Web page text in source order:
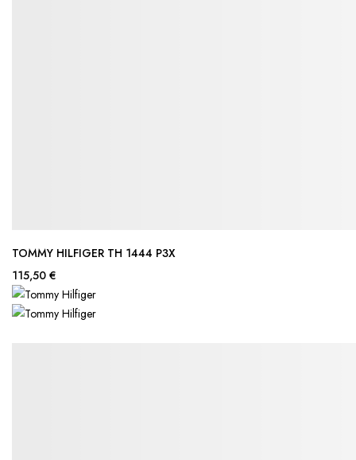
TOMMY HILFIGER TH 1444 P3X
115,50 €